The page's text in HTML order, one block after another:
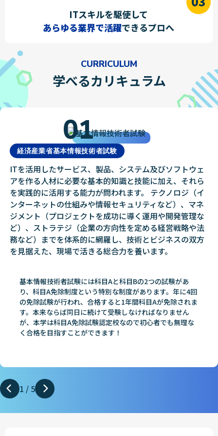
ITスキルを駆使して
あらゆる業界で活躍できるプロへ
学べるカリキュラム
CURRICULUM
01
経済産業省基本情報技術者試験
ITを活用したサービス、製品、システム及びソフトウェ
アを作る人材に必要な基本的知識と技能に加え、それら
を実践的に活用する能力が問われます。 テクノロジ（イ
ンターネットの仕組みや情報セキュリティなど）、マネ
ジメント（プロジェクトを成功に導く運用や開発管理な
ど）、ストラテジ（企業の方向性を定める経営戦略や法
務など）までを体系的に網羅し、技術とビジネスの双方
を見据えた、現場で活きる総合力を養います。
基本情報技術者試験には科目Aと科目Bの2つの試験があ
り、科目A免除制度という特別な制度があります。年に4回
の免除試験が行われ、合格すると1年間科目Aが免除されま
す。本来ならば同日に続けて受験しなければなりません
が、本学は科目A免除試験認定校なので初心者でも無理な
く合格を目指すことができます！
1 / 5